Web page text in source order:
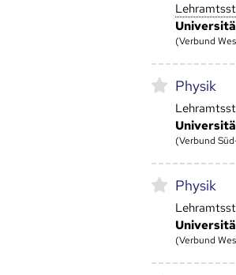
(Verbund
Physik
(Verbund
Physik
(Verbund